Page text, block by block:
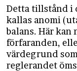
Detta tillstånd i
kallas anomi
balans. Här
förfaranden,
värdegrund
reglerandet